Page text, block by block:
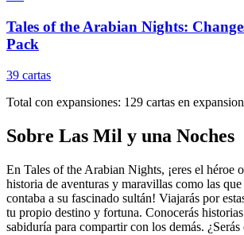
Tales of the Arabian Nights:
Pack
39 cartas
Total con expansiones: 129 cartas en
Sobre Las Mil y una Noches
En Tales of the Arabian Nights, ¡eres el héroe
historia de aventuras y maravillas como las que
contaba a su fascinado sultán! Viajarás por
tu propio destino y fortuna. Conocerás
sabiduría para compartir con los demás.